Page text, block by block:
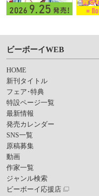
ビーボーイWEB
HOME
新刊タイトル
フェア･特典
特設ページ一覧
最新情報
発売カレンダー
SNS一覧
原稿募集
動画
作家一覧
ジャンル検索
ビーボーイ応援店